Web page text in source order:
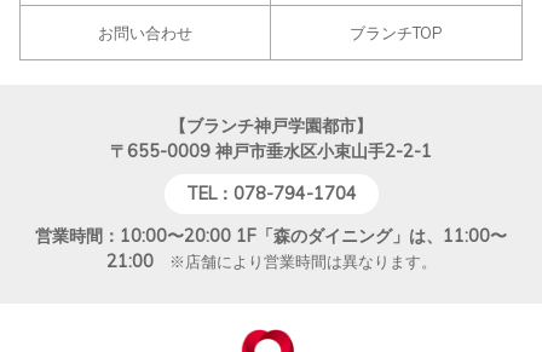
お問い合わせ ブランチTOP
【ブランチ神戸学園都市】
〒655-0009 神戸市垂水区小束山手2-2-1
TEL：078-794-1704
営業時間：10:00〜20:00 1F「森のダイニング」は、11:00〜
21:00※店舗により営業時間は異なります。